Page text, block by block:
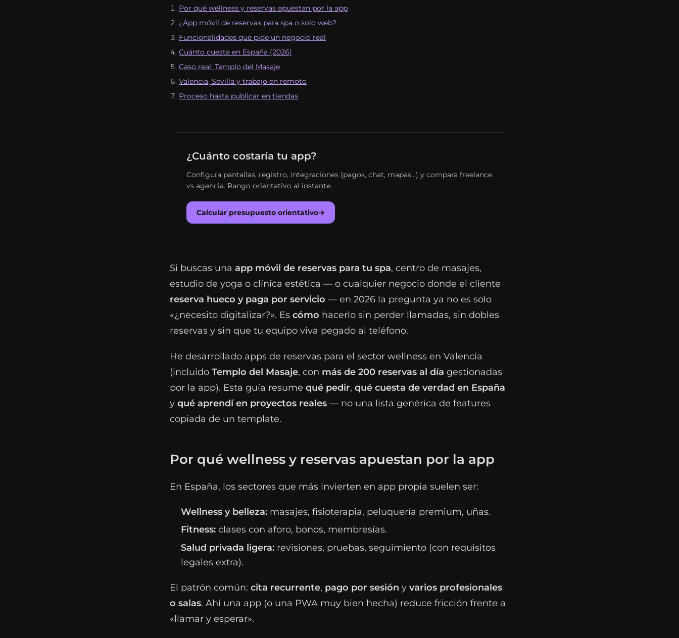
Por qué wellness y reservas apuestan por la app
¿App móvil de reservas para spa o solo web?
Funcionalidades que pide un negocio real
Cuánto cuesta en España (2026)
Caso real: Templo del Masaje
Valencia, Sevilla y trabajo en remoto
Proceso hasta publicar en tiendas
¿Cuánto costaría tu app?
Configura pantallas, registro, integraciones (pagos, chat, mapas…) y compara freelance
vs agencia. Rango orientativo al instante.
Calcular presupuesto orientativo→
Si buscas una app móvil de reservas para tu spa, centro de masajes,
estudio de yoga o clínica estética — o cualquier negocio donde el cliente
reserva hueco y paga por servicio — en 2026 la pregunta ya no es solo
«¿necesito digitalizar?». Es cómo hacerlo sin perder llamadas, sin dobles
reservas y sin que tu equipo viva pegado al teléfono.
He desarrollado apps de reservas para el sector wellness en Valencia
(incluido Templo del Masaje, con más de 200 reservas al día gestionadas
por la app). Esta guía resume qué pedir, qué cuesta de verdad en España
y qué aprendí en proyectos reales — no una lista genérica de features
copiada de un template.
Por qué wellness y reservas apuestan por la app
En España, los sectores que más invierten en app propia suelen ser:
Wellness y belleza:masajes, fisioterapia, peluquería premium, uñas.
Fitness:clases con aforo, bonos, membresías.
Salud privada ligera:revisiones, pruebas, seguimiento (con requisitos
legales extra).
El patrón común: cita recurrente, pago por sesión y varios profesionales
o salas. Ahí una app (o una PWA muy bien hecha) reduce fricción frente a
«llamar y esperar».